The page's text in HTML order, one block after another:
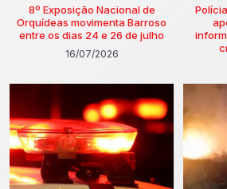
8º Exposição Nacional de
Orquídeas movimenta Barroso
entre os dias 24 e 26 de julho
16/07/2026